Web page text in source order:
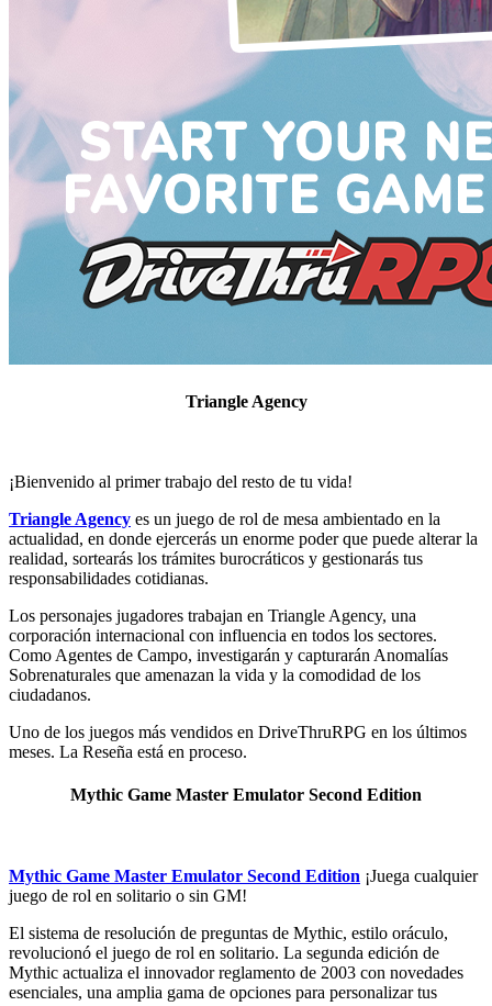
Triangle Agency
¡Bienvenido al primer trabajo del resto de tu vida!
Triangle Agency es un juego de rol de mesa ambientado en la
actualidad, en donde ejercerás un enorme poder que puede alterar la
realidad, sortearás los trámites burocráticos y gestionarás tus
responsabilidades cotidianas.
Los personajes jugadores trabajan en Triangle Agency, una
corporación internacional con influencia en todos los sectores.
Como Agentes de Campo, investigarán y capturarán Anomalías
Sobrenaturales que amenazan la vida y la comodidad de los
ciudadanos.
Uno de los juegos más vendidos en DriveThruRPG en los últimos
meses. La Reseña está en proceso.
Mythic Game Master Emulator Second Edition
Mythic Game Master Emulator Second Edition ¡Juega cualquier
juego de rol en solitario o sin GM!
El sistema de resolución de preguntas de Mythic, estilo oráculo,
revolucionó el juego de rol en solitario. La segunda edición de
Mythic actualiza el innovador reglamento de 2003 con novedades
esenciales, una amplia gama de opciones para personalizar tus